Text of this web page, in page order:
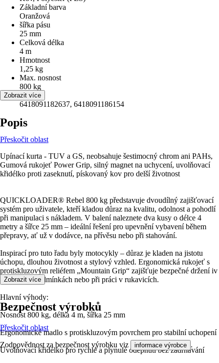
Základní barva
Oranžová
šířka pásu
25 mm
Celková délka
4 m
Hmotnost
1,25 kg
Max. nosnost
800 kg
EAN
6418091182637, 6418091186154
Zobrazit více
Popis
Přeskočit oblast
Upínací kurta - TUV a GS, neobsahuje šestimocný chrom ani PAHs,
Gumová rukojeť Power Grip, silný magnet na uchycení, uvolňovací
křidélko proti zaseknutí, pískovaný kov pro delší životnost
QUICKLOADER® Rebel 800 kg představuje dvoudílný zajišťovací
systém pro uživatele, kteří kladou důraz na kvalitu, odolnost a pohodlí
při manipulaci s nákladem. V balení naleznete dva kusy o délce 4
metry a šířce 25 mm – ideální řešení pro upevnění vybavení během
přepravy, ať už v dodávce, na přívěsu nebo při stahování.
Inspirací pro tuto řadu byly motocykly – důraz je kladen na jistotu
úchopu, dlouhou životnost a stylový vzhled. Ergonomická rukojeť s
protiskluzovým reliéfem „Mountain Grip“ zajišťuje bezpečné držení iv
náročných podmínkách nebo při práci v rukavicích.
Hlavní výhody:
Nosnost 800 kg, délka 4 m, šířka 25 mm
Ergonomické madlo s protiskluzovým povrchem pro stabilní uchopení
Uvolňovací křidélko pro rychlé a plynulé odepnutí bez zadrhávání
Zobrazit více
Bezpečnost výrobků
Přeskočit oblast
Zodpovědnost za bezpečnost výrobku viz informace výrobce .